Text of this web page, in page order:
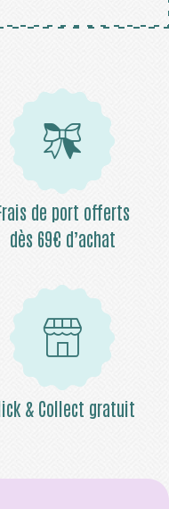
de port offerts
dès 69€ d’achat
& Collect gratuit